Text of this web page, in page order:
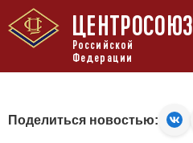
ЦЕНТРОСОЮЗ
Российской
Федерации
Поделиться новостью: